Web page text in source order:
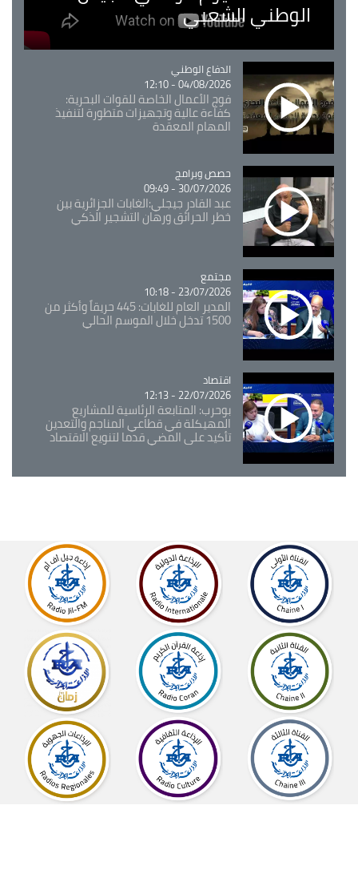
الوطني الشعبي
Catégorie
الدفاع الوطني
04/08/2026 - 12:10
فوج الأعمال الخاصة للقوات البحرية:
كفاءة عالية وتجهيزات متطورة لتنفيذ
المهام المعقدة
Catégorie
حصص وبرامج
30/07/2026 - 09:49
عبد القادر جيجلي:الغابات الجزائرية بين
خطر الحرائق ورهان التشجير الذكي
Catégorie
مجتمع
23/07/2026 - 10:18
المدير العام للغابات: 445 حريقاً وأكثر من
1500 تدخل خلال الموسم الحالي
Catégorie
اقتصاد
22/07/2026 - 12:13
بوحرب: المتابعة الرئاسية للمشاريع
المهيكلة في قطاعي المناجم والتعدين
تأكيد على المضي قدما لتنويع الاقتصاد